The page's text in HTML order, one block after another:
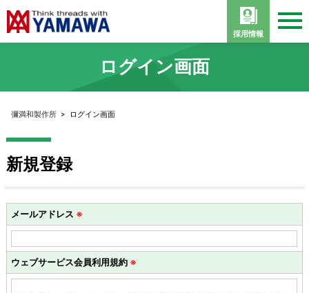
採用情報
ログイン画面
彌満和製作所 > ログイン画面
新規登録
メールアドレス ※
ウェブサービス会員利用規約 ※